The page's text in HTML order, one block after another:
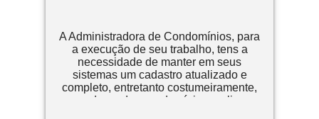
A Administradora de Condomínios, para
a execução de seu trabalho, tens a
necessidade de manter em seus
sistemas um cadastro atualizado e
completo, entretanto costumeiramente,
moradores dos condomínios realizam